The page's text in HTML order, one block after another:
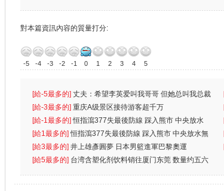
對本篇資訊內容的質量打分:
-5 -4 -3 -2 -1 0 1 2 3 4 5
[給-5最多的] 丈夫：希望李英爱叫我哥哥 但她总叫我总裁
先
[給-3最多的] 重庆A级景区接待游客超千万
[給-1最多的]恒指瀉377失最後防線 踩入熊市 中央放水
無
[給1最多的]恒指瀉377失最後防線 踩入熊市 中央放水無
[給3最多的] 井上雄彥圓夢 日本男籃進軍巴黎奧運
[給5最多的] 台湾含塑化剂饮料销往厦门东莞 数量约五六